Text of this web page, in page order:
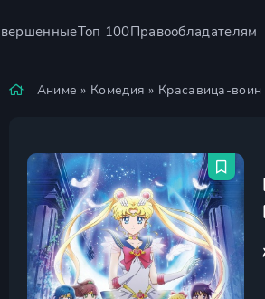
Топ 100Правообладателям
Аниме » Комедия » Красавица-